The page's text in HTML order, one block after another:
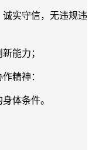
实守信，无违规违
能力；
精神：
体条件。